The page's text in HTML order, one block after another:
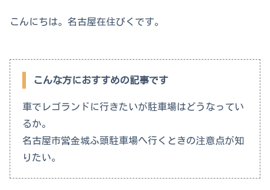
こんにちは。名古屋在住ぴくです。
こんな方におすすめの記事です
車でレゴランドに行きたいが駐車場はどうなってい
るか。
名古屋市営金城ふ頭駐車場へ行くときの注意点が知
りたい。